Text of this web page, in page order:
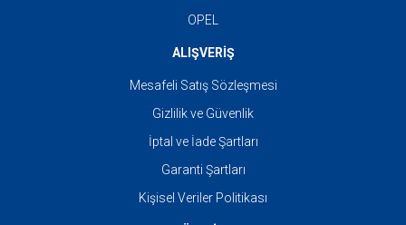
OPEL
ALIŞVERİŞ
Mesafeli Satış Sözleşmesi
Gizlilik ve Güvenlik
İptal ve İade Şartları
Garanti Şartları
Kişisel Veriler Politikası